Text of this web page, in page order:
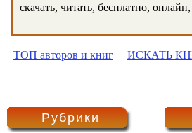
скачать, читать, бесплатно,
ТОП авторов и книг ИСКАТЬ
Рубрики